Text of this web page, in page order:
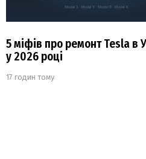
5 міфів про ремонт Tesla в
у 2026 році
17 годин тому